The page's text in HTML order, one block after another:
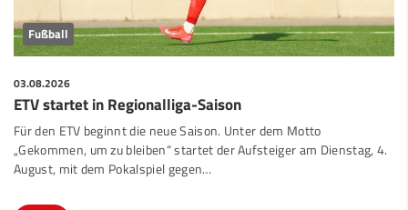
Fußball
03.08.2026
ETV startet in Regionalliga-Saison
Für den ETV beginnt die neue Saison. Unter dem Motto
„Gekommen, um zu bleiben“ startet der Aufsteiger am Dienstag, 4.
August, mit dem Pokalspiel gegen…